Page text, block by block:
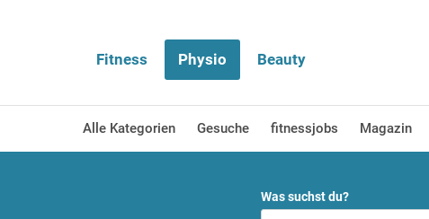
Fitness Physio Beauty
Alle Kategorien Gesuche fitnessjobs Magazin
Was suchst du?